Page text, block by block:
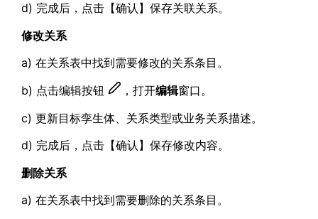
d) 完成后，点击【确认】保存关联关系。
修改关系
a) 在关系表中找到需要修改的关系条目。
b) 点击编辑按钮 ，打开编辑窗口。
c) 更新目标孪生体、关系类型或业务关系描述。
d) 完成后，点击【确认】保存修改内容。
删除关系
a) 在关系表中找到需要删除的关系条目。